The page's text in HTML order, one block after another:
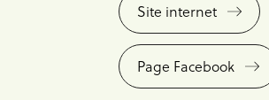
Site internet
Page Facebook